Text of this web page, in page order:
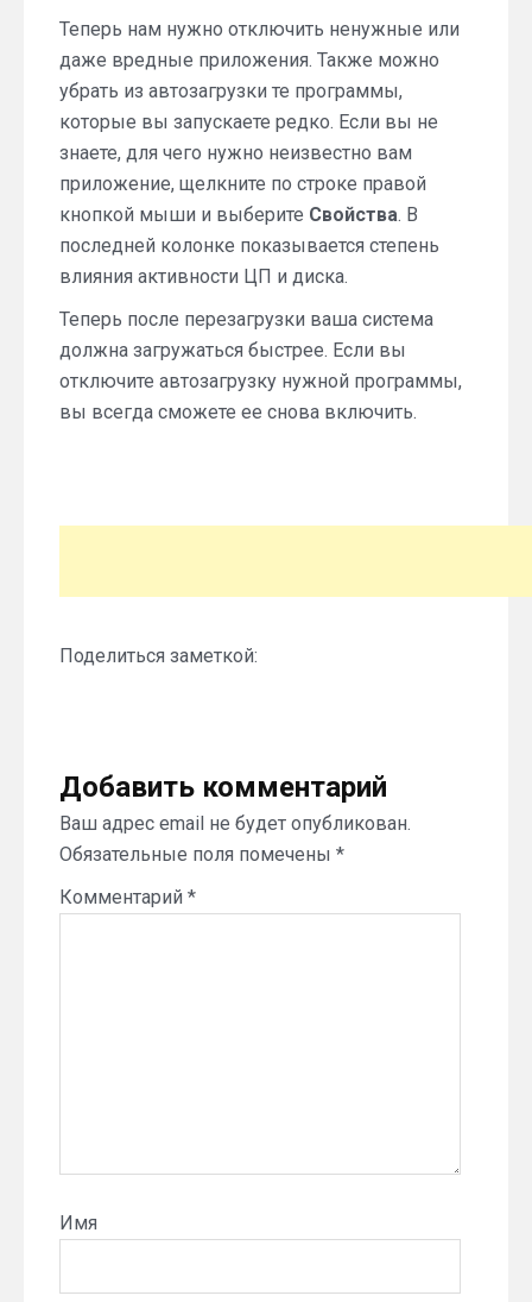
Теперь нам нужно отключить ненужные или
даже вредные приложения. Также можно
убрать из автозагрузки те программы,
которые вы запускаете редко. Если вы не
знаете, для чего нужно неизвестно вам
приложение, щелкните по строке правой
кнопкой мыши и выберите Свойства. В
последней колонке показывается степень
влияния активности ЦП и диска.
Теперь после перезагрузки ваша система
должна загружаться быстрее. Если вы
отключите автозагрузку нужной программы,
вы всегда сможете ее снова включить.
Поделиться заметкой:
Добавить комментарий
Ваш адрес email не будет опубликован.
Обязательные поля помечены *
Комментарий *
Имя